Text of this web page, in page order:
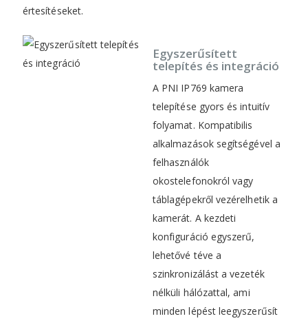
értesítéseket.
Egyszerűsített
telepítés és integráció
A PNI IP769 kamera
telepítése gyors és intuitív
folyamat. Kompatibilis
alkalmazások segítségével a
felhasználók
okostelefonokról vagy
táblagépekről vezérelhetik a
kamerát. A kezdeti
konfiguráció egyszerű,
lehetővé téve a
szinkronizálást a vezeték
nélküli hálózattal, ami
minden lépést leegyszerűsít